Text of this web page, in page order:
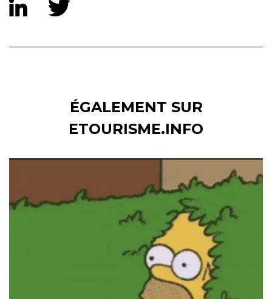
ÉGALEMENT SUR
ETOURISME.INFO